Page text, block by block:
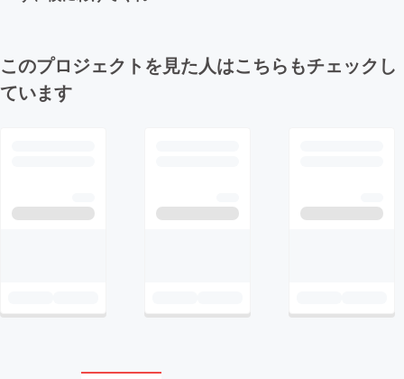
このプロジェクトを見た人はこちらもチェックし
ています